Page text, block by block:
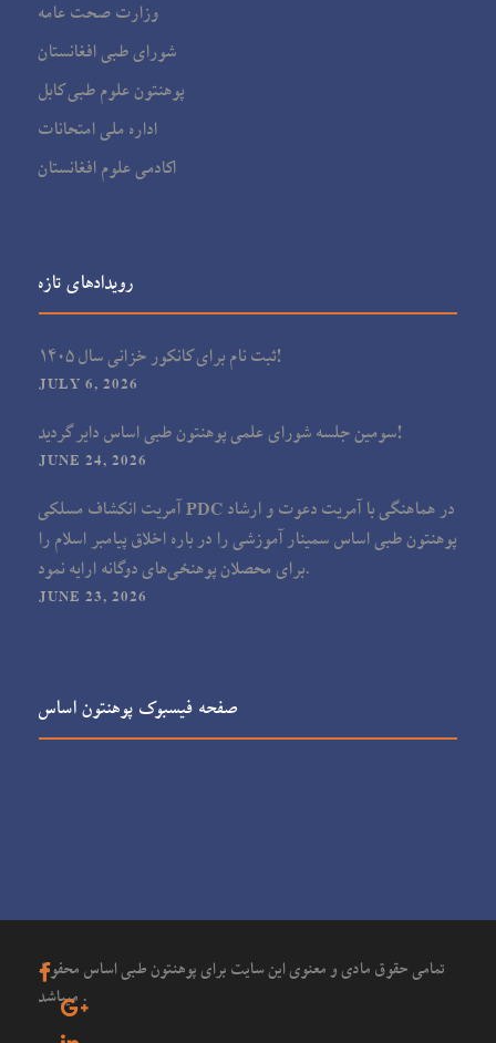
وزارت صحت عامه
شورای طبی افغانستان
پوهنتون علوم طبی کابل
اداره ملی امتحانات
اکادمی علوم افغانستان
رویدادهای تازه
ثبت نام برای کانکور خزانی سال ۱۴۰۵!
JULY 6, 2026
سومین جلسه شورای علمی پوهنتون طبی اساس دایر گردید!
JUNE 24, 2026
آمریت انکشاف مسلکی PDC در هماهنگی با آمریت دعوت و ارشاد
پوهنتون طبی اساس سمینار آموزشی را در باره اخلاق پیامبر اسلام را
برای محصلان پوهنحٔی‌های دوگانه ارایه نمود.
JUNE 23, 2026
صفحه فیسبوک پوهنتون اساس
تمامی حقوق مادی و معنوی این سایت برای پوهنتون طبی اساس محفوظ
میباشد .